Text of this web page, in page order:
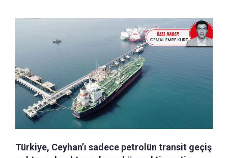
Türkiye, Ceyhan’ı sadece petrolün transit geçiş